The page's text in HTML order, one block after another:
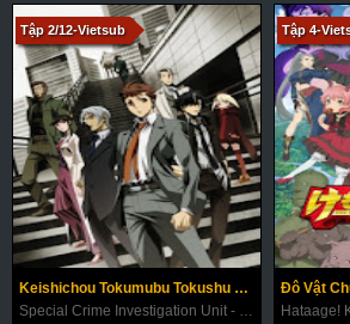
Tập 2/12-Vietsub
Keishichou Tokumubu Tokushu Kyouakuhan Taisakushitsu Dainanaka: Tokunana
Special Crime Investigation Unit - Special 7
Tập 4-
Đô Vật
Hataage!